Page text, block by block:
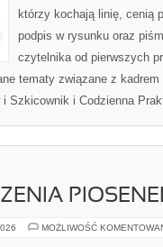
którzy kochają linię, cenią
podpis w rysunku oraz
czytelnika od pierwszych
tematy związane z
i Szkicownik i Codzienna
MOŻLIWOŚĆ